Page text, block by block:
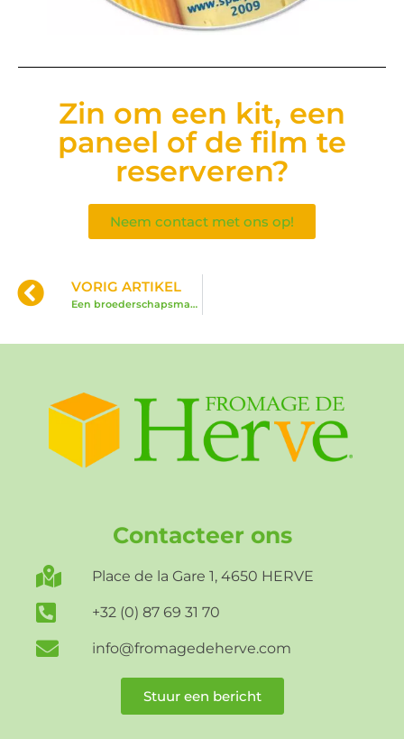
Zin om een kit, een
paneel of de film te
reserveren?
Neem contact met ons op!
VORIG ARTIKEL
Een broederschapsmarkt op de Cavalcade van Herve!
Contacteer ons
Place de la Gare 1, 4650 HERVE
+32 (0) 87 69 31 70
info@fromagedeherve.com
Stuur een bericht